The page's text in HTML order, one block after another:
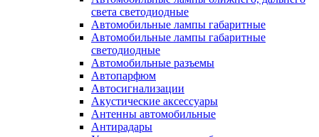
света светодиодные
Автомобильные лампы габаритные
Автомобильные лампы габаритные
светодиодные
Автомобильные разъемы
Автопарфюм
Автосигнализации
Акустические аксессуары
Антенны автомобильные
Антирадары